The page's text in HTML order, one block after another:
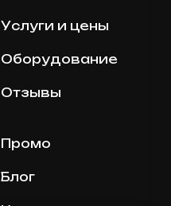
Услуги и цены
Оборудование
Отзывы
Промо
Блог